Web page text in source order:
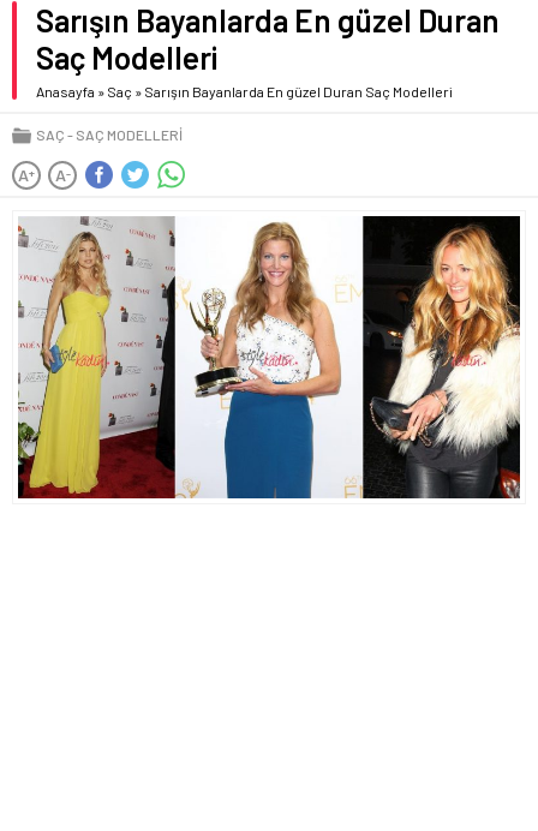
Sarışın Bayanlarda En güzel Duran
Saç Modelleri
Anasayfa » Saç » Sarışın Bayanlarda En güzel Duran Saç Modelleri
SAÇ SAÇ MODELLERI
A+ A-